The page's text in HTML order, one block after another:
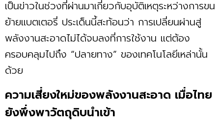
เป็นข่าวในช่วงที่ผ่านมาเกี่ยวกับอุบัติเหตุระหว่างการขน
ย้ายแบตเตอรี่ ประเด็นนี้สะท้อนว่า การเปลี่ยนผ่านสู่
พลังงานสะอาดไม่ได้จบลงที่การใช้งาน แต่ต้อง
ครอบคลุมไปถึง “ปลายทาง” ของเทคโนโลยีเหล่านั้น
ด้วย
ความเสี่ยงใหม่ของพลังงานสะอาด เมื่อไทย
ยังพึ่งพาวัตถุดิบนำเข้า